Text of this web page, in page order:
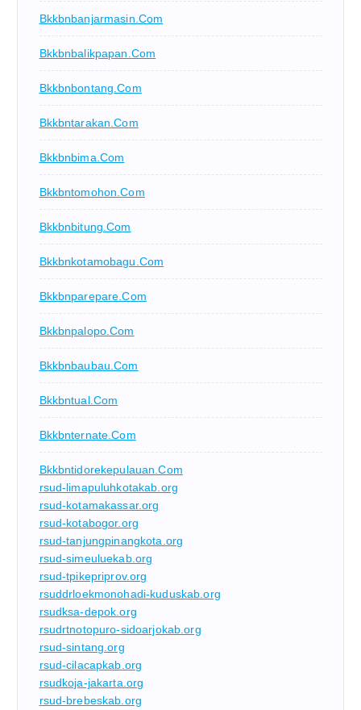
Bkkbnbanjarmasin.com
Bkkbnbalikpapan.com
Bkkbnbontang.com
Bkkbntarakan.com
Bkkbnbima.com
Bkkbntomohon.com
Bkkbnbitung.com
Bkkbnkotamobagu.com
Bkkbnparepare.com
Bkkbnpalopo.com
Bkkbnbaubau.com
Bkkbntual.com
Bkkbnternate.com
Bkkbntidorekepulauan.com
rsud-limapuluhkotakab.org
rsud-kotamakassar.org
rsud-kotabogor.org
rsud-tanjungpinangkota.org
rsud-simeuluekab.org
rsud-tpikepriprov.org
rsuddrloekmonohadi-kuduskab.org
rsudksa-depok.org
rsudrtnotopuro-sidoarjokab.org
rsud-sintang.org
rsud-cilacapkab.org
rsudkoja-jakarta.org
rsud-brebeskab.org